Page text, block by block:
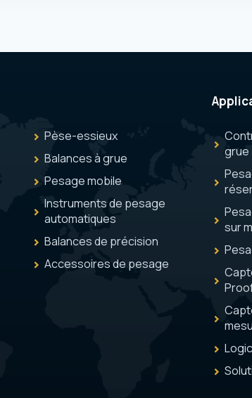
Pèse-essieux
Balances à grue
Pesage mobile
Instruments de pesage
automatiques
Balances de précision
Accessoires de pesage
grue
sur